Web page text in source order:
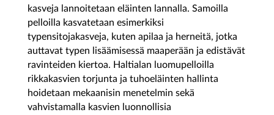
kasveja lannoitetaan eläinten lannalla. Samoilla
pelloilla kasvatetaan esimerkiksi
typensitojakasveja, kuten apilaa ja herneitä, jotka
auttavat typen lisäämisessä maaperään ja edistävät
ravinteiden kiertoa. Haltialan luomupelloilla
rikkakasvien torjunta ja tuhoeläinten hallinta
hoidetaan mekaanisin menetelmin sekä
vahvistamalla kasvien luonnollisia